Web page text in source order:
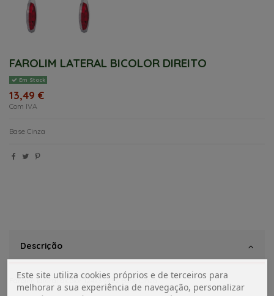
FAROLIM LATERAL BICOLOR DIREITO
Em Stock
13,49 €
Com IVA
Base Cinza
Descrição
Farolim lateral bicolor 124x39x32 Base Cinza
Este site utiliza cookies próprios e de terceiros para
melhorar a sua experiência de navegação, personalizar